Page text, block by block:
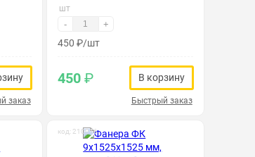
заказ
шт
- +
450 ₽/шт
450₽ В корзину
Быстрый заказ
код: 210016